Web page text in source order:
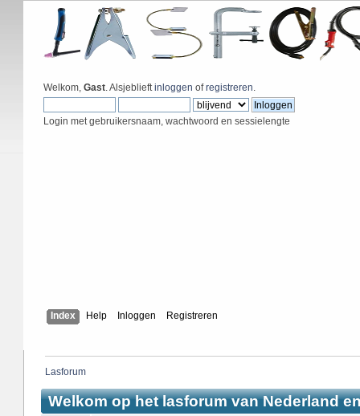
Welkom, Gast. Alsjeblieftinloggen ofregistreren.
Login met gebruikersnaam, wachtwoord en sessielengte
Index Help Inloggen Registreren
Lasforum
Welkom op het lasforum van Nederland